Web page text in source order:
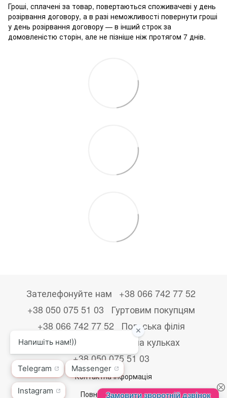
Гроші, сплачені за товар, повертаються споживачеві у день
розірвання договору, а в разі неможливості повернути гроші
у день розірвання договору — в інший строк за
домовленістю сторін, але не пізніше ніж протягом 7 днів.
Зателефонуйте нам
+38 066 742 77 52
+38 050 075 51 03
Гуртовим покупцям
+38 066 742 77 52
Польська філія
+48533867723
Друк на кульках
+38 050 075 51 03
Контактна інформація
Повна версія сайту